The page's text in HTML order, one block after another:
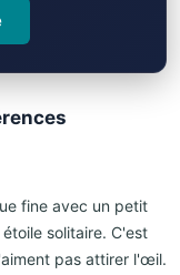
fine avec un petit
solitaire. C'est
pas attirer l'œil.